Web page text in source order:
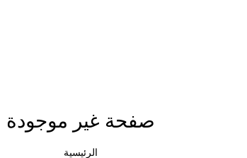
صفحة غير موجودة
الرئيسية